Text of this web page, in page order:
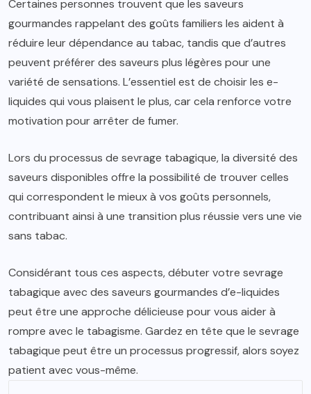
Certaines personnes trouvent que les saveurs
gourmandes rappelant des goûts familiers les aident à
réduire leur dépendance au tabac, tandis que d’autres
peuvent préférer des saveurs plus légères pour une
variété de sensations. L’essentiel est de choisir les e-
liquides qui vous plaisent le plus, car cela renforce votre
motivation pour arrêter de fumer.
Lors du processus de sevrage tabagique, la diversité des
saveurs disponibles offre la possibilité de trouver celles
qui correspondent le mieux à vos goûts personnels,
contribuant ainsi à une transition plus réussie vers une vie
sans tabac.
Considérant tous ces aspects, débuter votre sevrage
tabagique avec des saveurs gourmandes d’e-liquides
peut être une approche délicieuse pour vous aider à
rompre avec le tabagisme. Gardez en tête que le sevrage
tabagique peut être un processus progressif, alors soyez
patient avec vous-même.